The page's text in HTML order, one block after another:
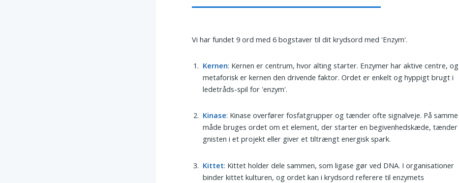
Vi har fundet 9 ord med 6 bogstaver til dit krydsord med 'Enzym'.
Kernen: Kernen er centrum, hvor alting starter. Enzymer har aktive centre, og
metaforisk er kernen den drivende faktor. Ordet er enkelt og hyppigt brugt i
ledetråds-spil for 'enzym'.
Kinase: Kinase overfører fosfatgrupper og tænder ofte signalveje. På samme
måde bruges ordet om et element, der starter en begivenhedskæde, tænder
gnisten i et projekt eller giver et tiltrængt energisk spark.
Kittet: Kittet holder dele sammen, som ligase gør ved DNA. I organisationer
binder kittet kulturen, og ordet kan i krydsord referere til enzymets